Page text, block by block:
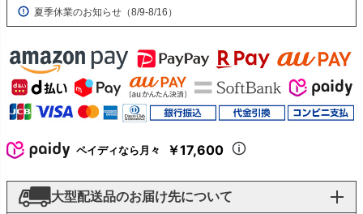
夏季休業のお知らせ（8/9-8/16）
ペイディなら月々 ￥17,600
大型配送品のお届け先について